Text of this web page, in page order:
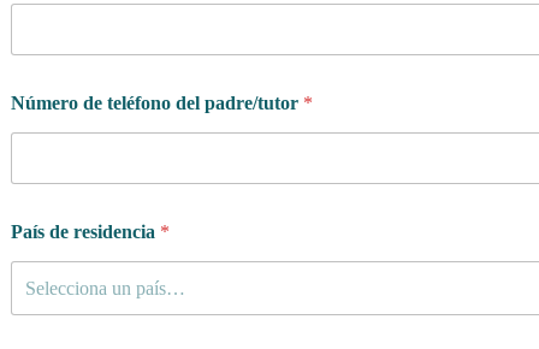
Número de teléfono del padre/tutor *
País de residencia *
Selecciona un país…